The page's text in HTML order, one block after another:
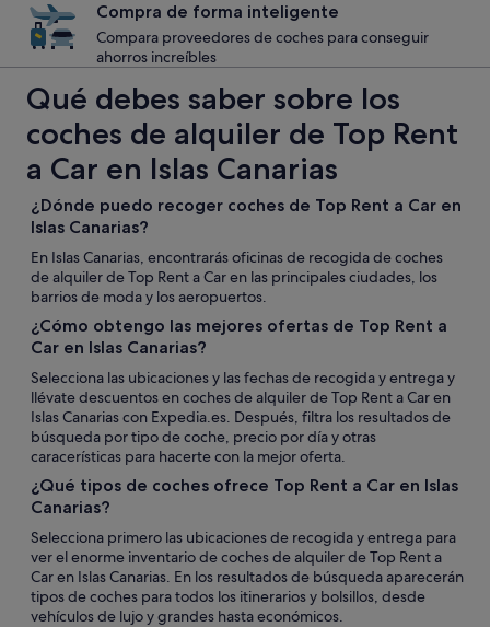
Compra de forma inteligente
Compara proveedores de coches para conseguir
ahorros increíbles
Qué debes saber sobre los
coches de alquiler de Top Rent
a Car en Islas Canarias
¿Dónde puedo recoger coches de Top Rent a Car en
Islas Canarias?
En Islas Canarias, encontrarás oficinas de recogida de coches
de alquiler de Top Rent a Car en las principales ciudades, los
barrios de moda y los aeropuertos.
¿Cómo obtengo las mejores ofertas de Top Rent a
Car en Islas Canarias?
Selecciona las ubicaciones y las fechas de recogida y entrega y
llévate descuentos en coches de alquiler de Top Rent a Car en
Islas Canarias con Expedia.es. Después, filtra los resultados de
búsqueda por tipo de coche, precio por día y otras
caracerísticas para hacerte con la mejor oferta.
¿Qué tipos de coches ofrece Top Rent a Car en Islas
Canarias?
Selecciona primero las ubicaciones de recogida y entrega para
ver el enorme inventario de coches de alquiler de Top Rent a
Car en Islas Canarias. En los resultados de búsqueda aparecerán
tipos de coches para todos los itinerarios y bolsillos, desde
vehículos de lujo y grandes hasta económicos.